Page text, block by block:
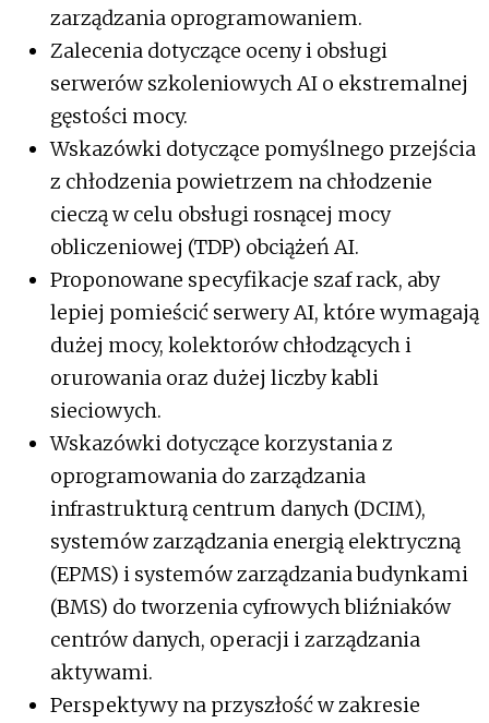
zarządzania oprogramowaniem.
Zalecenia dotyczące oceny i obsługi
serwerów szkoleniowych AI o ekstremalnej
gęstości mocy.
Wskazówki dotyczące pomyślnego przejścia
z chłodzenia powietrzem na chłodzenie
cieczą w celu obsługi rosnącej mocy
obliczeniowej (TDP) obciążeń AI.
Proponowane specyfikacje szaf rack, aby
lepiej pomieścić serwery AI, które wymagają
dużej mocy, kolektorów chłodzących i
orurowania oraz dużej liczby kabli
sieciowych.
Wskazówki dotyczące korzystania z
oprogramowania do zarządzania
infrastrukturą centrum danych (DCIM),
systemów zarządzania energią elektryczną
(EPMS) i systemów zarządzania budynkami
(BMS) do tworzenia cyfrowych bliźniaków
centrów danych, operacji i zarządzania
aktywami.
Perspektywy na przyszłość w zakresie